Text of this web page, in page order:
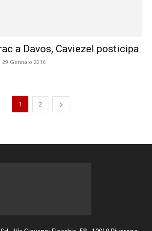
a Davos, Caviezel posticipa
29 Gennaio 2016
1 2